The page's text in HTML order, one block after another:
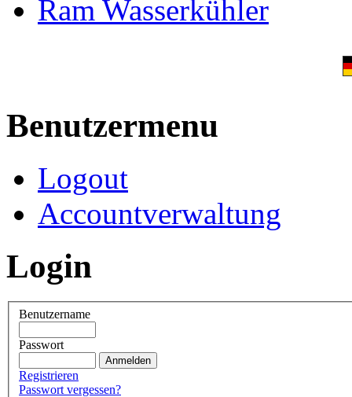
Ram Wasserkühler
Benutzermenu
Logout
Accountverwaltung
Login
Benutzername
Passwort
Registrieren
Passwort vergessen?